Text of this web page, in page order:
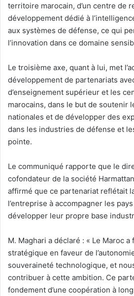
territoire marocain, d’un centre de
développement dédié à
aux systèmes de défense, ce qui
l’innovation dans ce domaine
Le troisième axe, quant à lui, met
développement de partenariats
d’enseignement supérieur et les
marocains, dans le but de soutenir
nationales et de développer des
dans les industries de défense et
pointe.
Le communiqué rapporte que le
cofondateur de la société
affirmé que ce partenariat reflétait
l’entreprise à accompagner les
développer leur propre base
M. Maghari a déclaré : « Le Maroc a
stratégique en faveur de
souveraineté technologique, et
contribuer à cette ambition. Ce
fondement d’une coopération à